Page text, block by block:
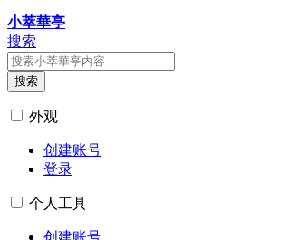
小萃華亭
搜索
搜索
外观
创建账号
登录
个人工具
创建账号